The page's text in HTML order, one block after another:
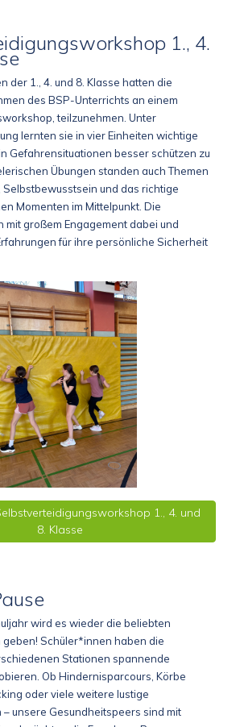
1., 4.
der 1., 4. und 8. Klasse hatten die
des BSP-Unterrichts an einem
teilzunehmen. Unter
lernten sie in vier Einheiten wichtige
Gefahrensituationen besser schützen zu
Übungen standen auch Themen
und das richtige
Momenten im Mittelpunkt. Die
mit großem Engagement dabei und
für ihre persönliche Sicherheit
1., 4. und
8. Klasse
wird es wieder die beliebten
geben! Schüler*innen haben die
Stationen spannende
Ob Hindernisparcours, Körbe
oder viele weitere lustige
unsere Gesundheitspeers sind mit